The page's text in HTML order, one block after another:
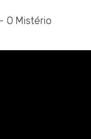
O Mistério